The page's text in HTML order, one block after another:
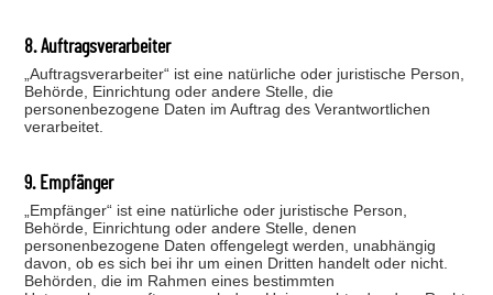
8. Auftragsverarbeiter
„Auftragsverarbeiter“ ist eine natürliche oder juristische Person,
Behörde, Einrichtung oder andere Stelle, die
personenbezogene Daten im Auftrag des Verantwortlichen
verarbeitet.
9. Empfänger
„Empfänger“ ist eine natürliche oder juristische Person,
Behörde, Einrichtung oder andere Stelle, denen
personenbezogene Daten offengelegt werden, unabhängig
davon, ob es sich bei ihr um einen Dritten handelt oder nicht.
Behörden, die im Rahmen eines bestimmten